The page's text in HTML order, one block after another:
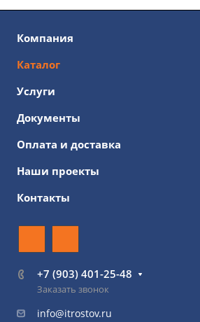
Компания
Каталог
Услуги
Документы
Оплата и доставка
Наши проекты
Контакты
+7 (903) 401-25-48
Заказать звонок
info@itrostov.ru